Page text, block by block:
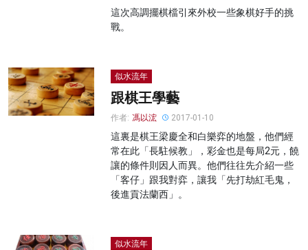
這次高調擺棋檔引來外校一些象棋好手的挑
戰。
似水流年
跟棋王學藝
作者: 馮以浤 2017-01-10
這裏是棋王梁慶全和白樂弈的地盤，他們經
常在此「長駐候教」，彩金也是每局2元，饒
讓的條件則因人而異。他們往往先介紹一些
「客仔」跟我對弈，讓我「先打劫紅毛鬼，
後進貢法蘭西」。
似水流年